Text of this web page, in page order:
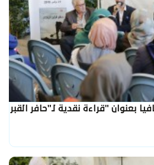
بعنوان "قراءة نقدية لـ"حافر القبر